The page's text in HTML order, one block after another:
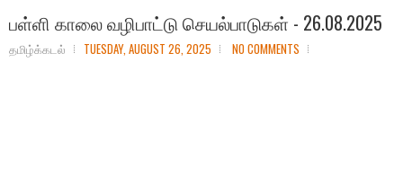
பள்ளி காலை வழிபாட்டு செயல்பாடுகள் - 26.08.2025
தமிழ்க்கடல் TUESDAY, AUGUST 26, 2025 NO COMMENTS